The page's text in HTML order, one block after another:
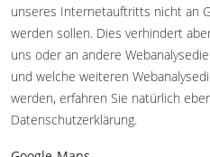
unseres Internetauftritts nicht an
werden sollen. Dies verhindert
uns oder an andere
und welche weiteren
werden, erfahren Sie natürlich
Datenschutzerklärung.